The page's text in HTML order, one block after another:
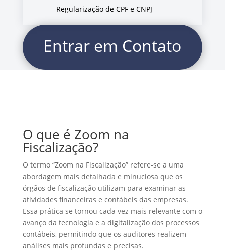
Regularização de CPF e CNPJ
Entrar em Contato
O que é Zoom na
Fiscalização?
O termo “Zoom na Fiscalização” refere-se a uma
abordagem mais detalhada e minuciosa que os
órgãos de fiscalização utilizam para examinar as
atividades financeiras e contábeis das empresas.
Essa prática se tornou cada vez mais relevante com o
avanço da tecnologia e a digitalização dos processos
contábeis, permitindo que os auditores realizem
análises mais profundas e precisas.